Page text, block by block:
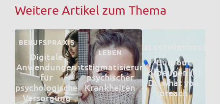
Weitere Artikel zum Thema
BERUFSPRAXIS
Digitale
Anwendungen
für
psychologische
Versorgung
LEBEN
Entstigmatisierung
psychischer
Krankheiten
SELBSTFÜRSORGE
Burnout
vorbeugen (1):
Do what you
preach